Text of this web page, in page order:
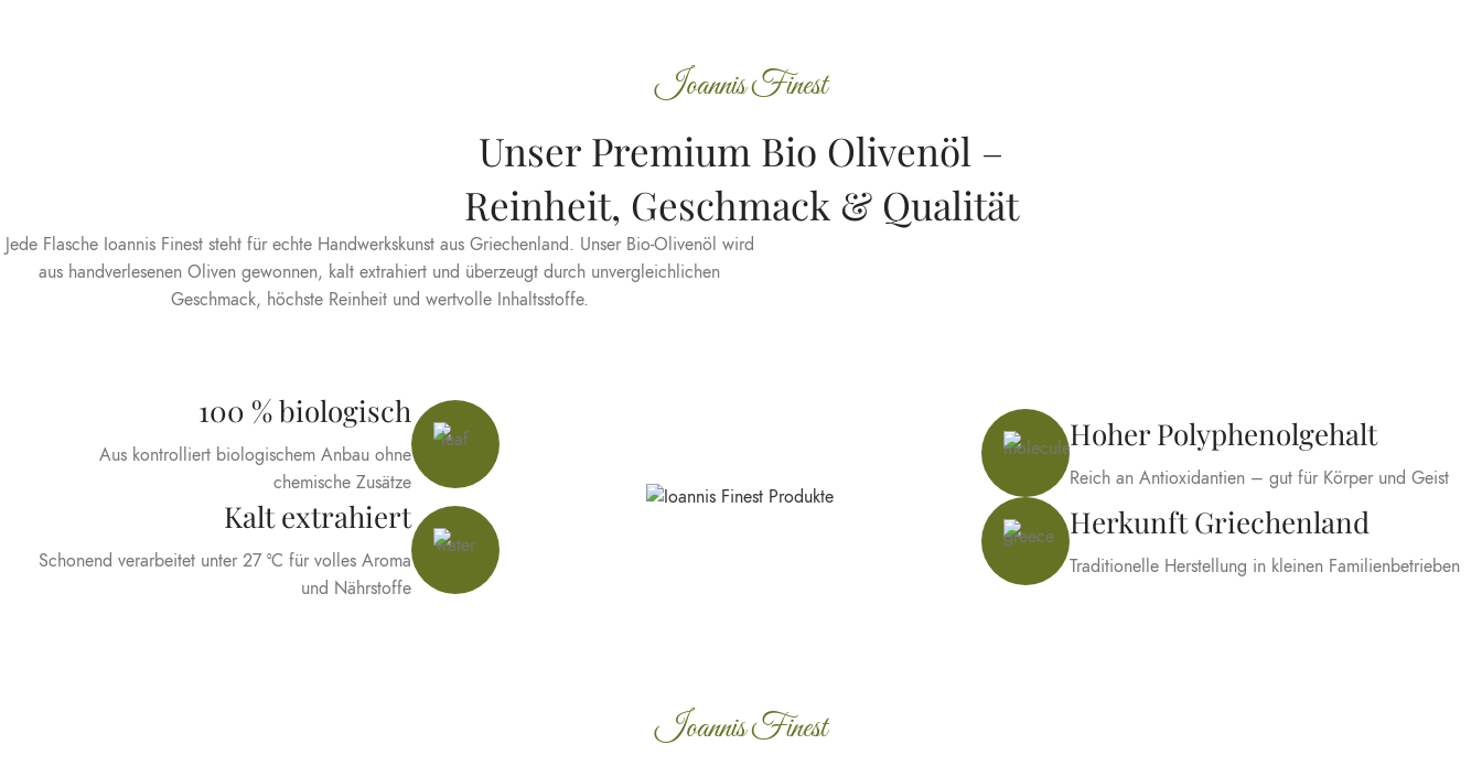
Ioannis Finest
Unser Premium Bio Olivenöl –
Reinheit, Geschmack & Qualität
Jede Flasche Ioannis Finest steht für echte Handwerkskunst aus Griechenland. Unser Bio-Olivenöl wird
aus handverlesenen Oliven gewonnen, kalt extrahiert und überzeugt durch unvergleichlichen
Geschmack, höchste Reinheit und wertvolle Inhaltsstoffe.
100 % biologisch
Aus kontrolliert biologischem Anbau ohne
chemische Zusätze
Kalt extrahiert
Schonend verarbeitet unter 27 °C für volles Aroma
und Nährstoffe
Hoher Polyphenolgehalt
Reich an Antioxidantien – gut für Körper und Geist
Herkunft Griechenland
Traditionelle Herstellung in kleinen Familienbetrieben
Ioannis Finest